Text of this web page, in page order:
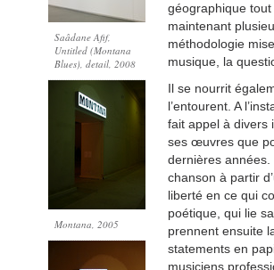
Saâdane Afif,
Untitled (Montana
Blues), detail, 2008
Montana, 2005
géographique
maintenant
méthodologie
musique, la
Il se nourrit
l’entourent. A
fait appel à divers
ses œuvres que
dernières
chanson à partir
liberté en ce qui
poétique, qui lie
prennent ensuite
statements en
musiciens